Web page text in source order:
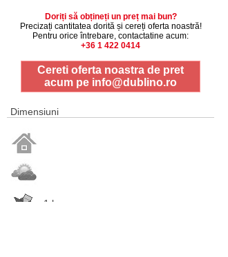
Doriți să obțineți un preț mai bun?
Precizați cantitatea dorită și cereți oferta noastră!
Pentru orice întrebare, contactatine acum:
+36 1 422 0414
Cereti oferta noastra de pret
acum pe info@dublino.ro
Dimensiuni
1 buc